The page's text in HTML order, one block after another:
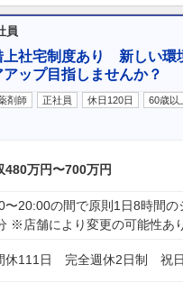
員
社宅制度あり 新しい環
ップ目指しませんか？
剤師 正社員 休日120日 60歳以
480万円〜700万円
〜20:00の間で原則1日8時間の
※店舗により変更の可能性あ
休111日 完全週休2日制 祝日